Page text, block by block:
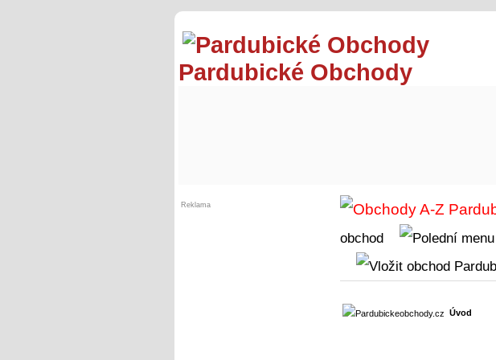
Pardubické Obchody
Reklama
obchod
Úvod